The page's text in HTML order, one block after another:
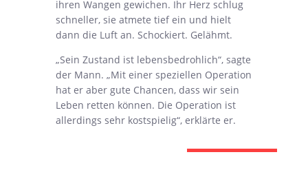
ihren Wangen gewichen. Ihr Herz schlug
schneller, sie atmete tief ein und hielt
dann die Luft an. Schockiert. Gelähmt.
„Sein Zustand ist lebensbedrohlich“, sagte
der Mann. „Mit einer speziellen Operation
hat er aber gute Chancen, dass wir sein
Leben retten können. Die Operation ist
allerdings sehr kostspielig“, erklärte er.